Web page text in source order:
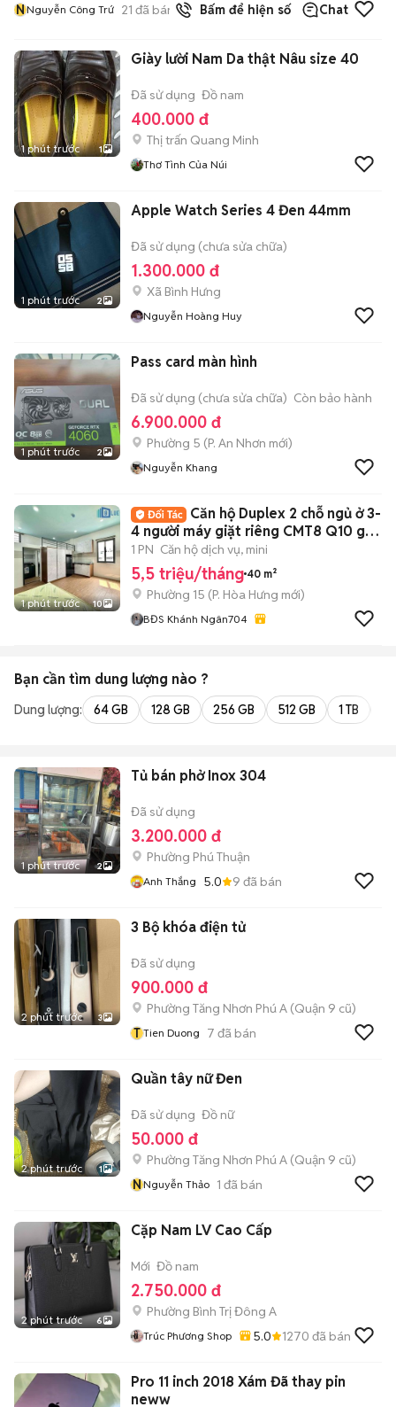
NNguyễn Công Trứ 21 đã bán Bấm để hiện số Chat
1 phút trước 1
Giày lười Nam Da thật Nâu size 40
Đã sử dụng Đồ nam
400.000 đ
Thị trấn Quang Minh
Thơ Tình Của Núi
1 phút trước 2
Apple Watch Series 4 Đen 44mm
Đã sử dụng (chưa sửa chữa)
1.300.000 đ
Xã Bình Hưng
Nguyễn Hoàng Huy
1 phút trước 2
Pass card màn hình
Đã sử dụng (chưa sửa chữa) Còn bảo hành
6.900.000 đ
Phường 5 (P. An Nhơn mới)
Nguyễn Khang
1 phút trước 10
Căn hộ Duplex 2 chỗ ngủ ở 3-
4 người máy giặt riêng CMT8 Q10 gần
UEH
1 PN Căn hộ dịch vụ, mini
5,5 triệu/tháng 40 m²
Phường 15 (P. Hòa Hưng mới)
BĐS Khánh Ngân704
Bạn cần tìm dung lượng nào ?
Dung lượng: 64 GB 128 GB 256 GB 512 GB 1 TB
1 phút trước 2
Tủ bán phở Inox 304
Đã sử dụng
3.200.000 đ
Phường Phú Thuận
Anh Thắng 5.0 9 đã bán
2 phút trước 3
3 Bộ khóa điện tử
Đã sử dụng
900.000 đ
Phường Tăng Nhơn Phú A (Quận 9 cũ)
T Tien Duong 7 đã bán
2 phút trước 1
Quần tây nữ Đen
Đã sử dụng Đồ nữ
50.000 đ
Phường Tăng Nhơn Phú A (Quận 9 cũ)
NNguyễn Thảo 1 đã bán
2 phút trước 6
Cặp Nam LV Cao Cấp
Mới Đồ nam
2.750.000 đ
Phường Bình Trị Đông A
Trúc Phương Shop 5.0 1270 đã bán
Pro 11 inch 2018 Xám Đã thay pin
neww